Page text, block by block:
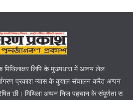
मिथिलाक्षर लिपि के मुख्यधारा में आनय लेल
प्रकाश न्यास के कुशल संचालन करैत अप्पन
छी। मिथिला अप्पन निज पहचान के संपूर्णता स